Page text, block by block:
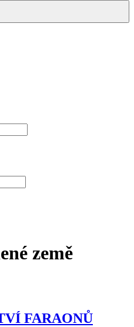
země
FARAONŮ